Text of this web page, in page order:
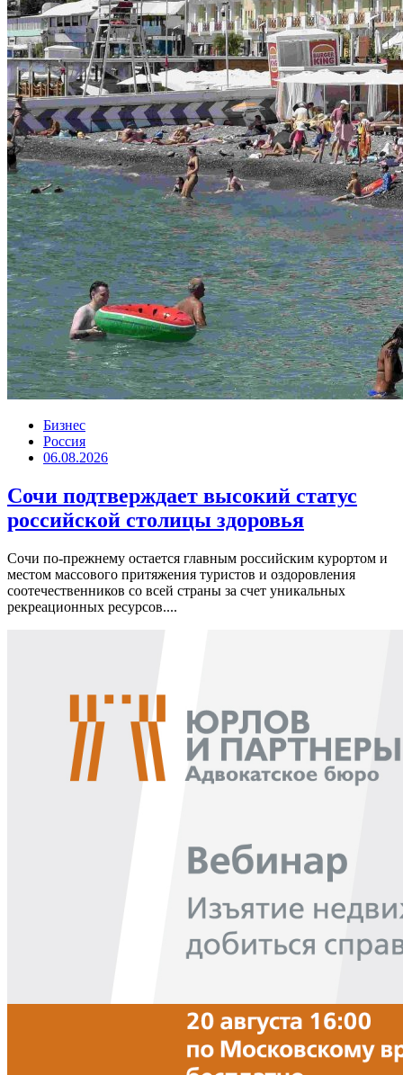
Бизнес
Россия
06.08.2026
Сочи подтверждает высокий статус
российской столицы здоровья
Сочи по-прежнему остается главным российским курортом и
местом массового притяжения туристов и оздоровления
соотечественников со всей страны за счет уникальных
рекреационных ресурсов....